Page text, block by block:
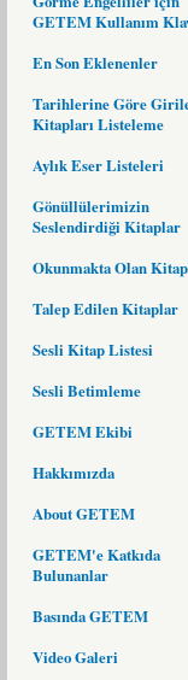
GETEM Kullanım
En Son Eklenenler
Tarihlerine Göre
Kitapları Listeleme
Aylık Eser Listeleri
Gönüllülerimizin
Seslendirdiği Kitaplar
Okunmakta Olan
Talep Edilen Kitaplar
Sesli Kitap Listesi
Sesli Betimleme
GETEM Ekibi
Hakkımızda
About GETEM
GETEM'e Katkıda
Bulunanlar
Basında GETEM
Video Galeri